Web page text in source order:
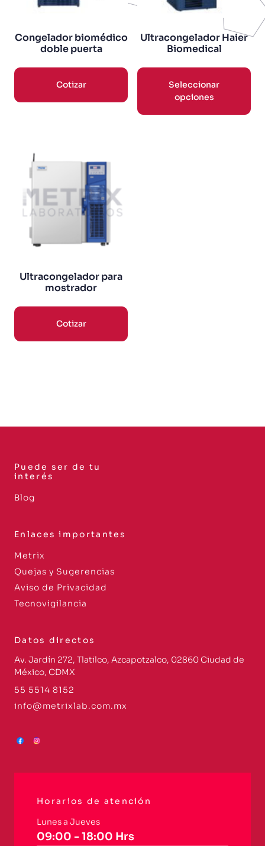
Congelador biomédico
doble puerta
Cotizar
Ultracongelador Haier
Biomedical
Seleccionar
opciones
Ultracongelador para
mostrador
Cotizar
Puede ser de tu
interés
Blog
Enlaces importantes
Metrix
Quejas y Sugerencias
Aviso de Privacidad
Tecnovigilancia
Datos directos
Av. Jardín 272, Tlatilco, Azcapotzalco, 02860 Ciudad de
México, CDMX
55 5514 8152
info@metrixlab.com.mx
Horarios de atención
Lunes a Jueves
09:00 - 18:00 Hrs